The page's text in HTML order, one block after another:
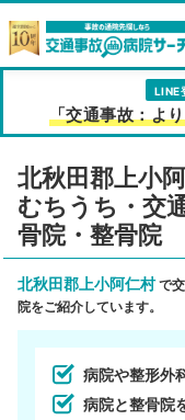
LINE
「交通事故：よ
北秋田郡上小
むちうち・交
骨院・整骨院
北秋田郡上小阿仁村で
院をご紹介しています。
病院や整形外
病院と整骨院